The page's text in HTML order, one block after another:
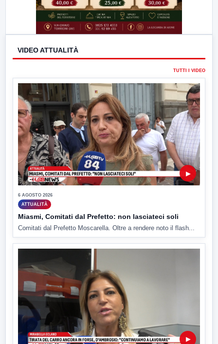
VIDEO ATTUALITÀ
TUTTI I VIDEO
▶
6 AGOSTO 2026
ATTUALITÀ
Miasmi, Comitati dal Prefetto: non lasciateci soli
Comitati dal Prefetto Moscarella. Oltre a rendere noto il flash...
▶